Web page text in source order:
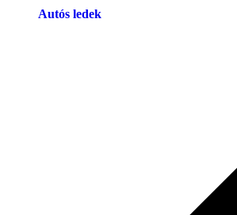
Autós ledek